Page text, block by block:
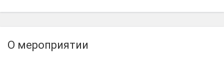
О мероприятии